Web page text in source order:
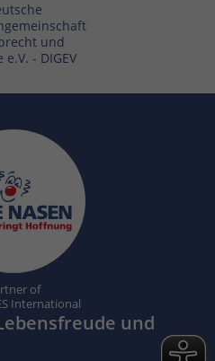
und
e.V. - DIGEV
of
International
und